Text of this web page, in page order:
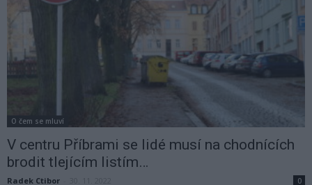
O čem se mluví
V centru Příbrami se lidé musí na chodnících
brodit tlejícím listím…
Radek Ctibor 0